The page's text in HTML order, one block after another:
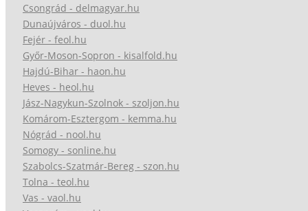
Csongrád - delmagyar.hu
Dunaújváros - duol.hu
Fejér - feol.hu
Győr-Moson-Sopron - kisalfold.hu
Hajdú-Bihar - haon.hu
Heves - heol.hu
Jász-Nagykun-Szolnok - szoljon.hu
Komárom-Esztergom - kemma.hu
Nógrád - nool.hu
Somogy - sonline.hu
Szabolcs-Szatmár-Bereg - szon.hu
Tolna - teol.hu
Vas - vaol.hu